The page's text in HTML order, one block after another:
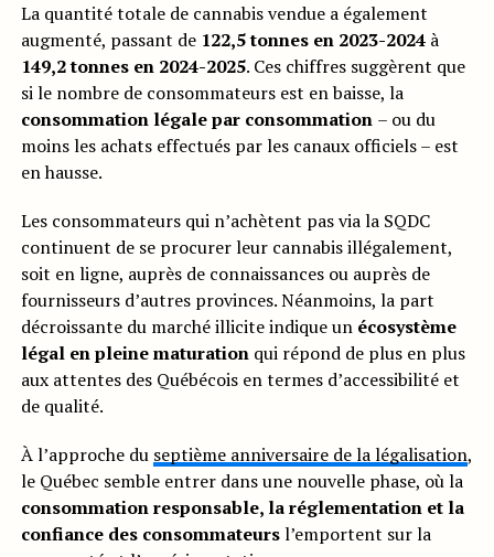
La quantité totale de cannabis vendue a également
augmenté, passant de 122,5 tonnes en 2023-2024à
149,2 tonnes en 2024-2025. Ces chiffres suggèrent que
si le nombre de consommateurs est en baisse, la
consommation légale par consommation – ou du
moins les achats effectués par les canaux officiels – est
en hausse.
Les consommateurs qui n’achètent pas via la SQDC
continuent de se procurer leur cannabis illégalement,
soit en ligne, auprès de connaissances ou auprès de
fournisseurs d’autres provinces. Néanmoins, la part
décroissante du marché illicite indique un écosystème
légal en pleine maturationqui répond de plus en plus
aux attentes des Québécois en termes d’accessibilité et
de qualité.
À l’approche du septième anniversaire de la légalisation,
le Québec semble entrer dans une nouvelle phase, où la
consommationresponsable, la réglementation et la
confiance des consommateursl’emportent sur la